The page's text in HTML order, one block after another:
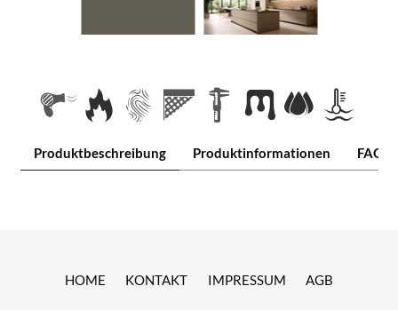
Produktbeschreibung Produktinformationen FAQ
HOME KONTAKT IMPRESSUM AGB